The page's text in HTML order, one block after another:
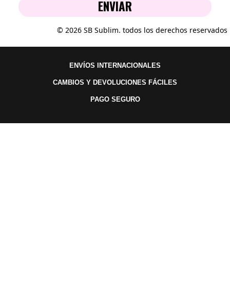
ENVIAR
© 2026 SB Sublim. todos los derechos reservados
ENVÍOS INTERNACIONALES
CAMBIOS Y DEVOLUCIONES FÁCILES
PAGO SEGURO